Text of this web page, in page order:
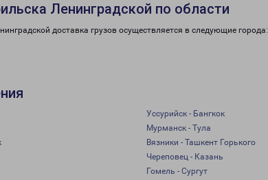
Ленинградской по области
доставка грузов осуществляется в следующие города:
Уссурийск - Бангкок
Мурманск - Тула
Вязники - Ташкент Горького
Череповец - Казань
Гомель - Сургут